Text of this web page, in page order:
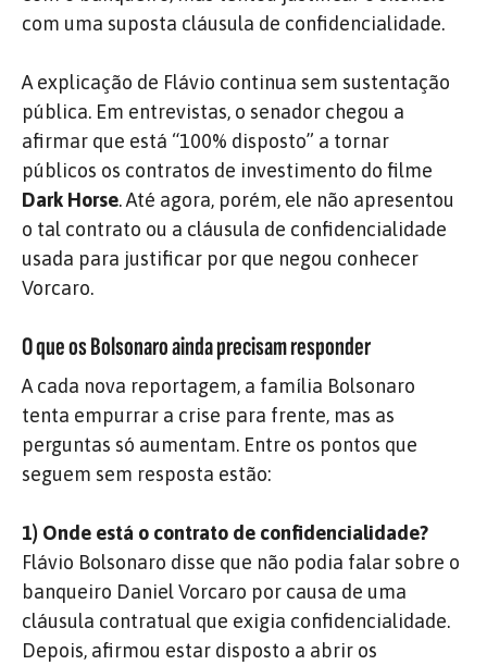
com uma suposta cláusula de confidencialidade.
A explicação de Flávio continua sem sustentação
pública. Em entrevistas, o senador chegou a
afirmar que está “100% disposto” a tornar
públicos os contratos de investimento do filme
Dark Horse. Até agora, porém, ele não apresentou
o tal contrato ou a cláusula de confidencialidade
usada para justificar por que negou conhecer
Vorcaro.
O que os Bolsonaro ainda precisam responder
A cada nova reportagem, a família Bolsonaro
tenta empurrar a crise para frente, mas as
perguntas só aumentam. Entre os pontos que
seguem sem resposta estão:
1) Onde está o contrato de confidencialidade?
Flávio Bolsonaro disse que não podia falar sobre o
banqueiro Daniel Vorcaro por causa de uma
cláusula contratual que exigia confidencialidade.
Depois, afirmou estar disposto a abrir os